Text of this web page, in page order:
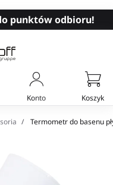
punktów odbioru!
Konto Koszyk
Termometr do basenu